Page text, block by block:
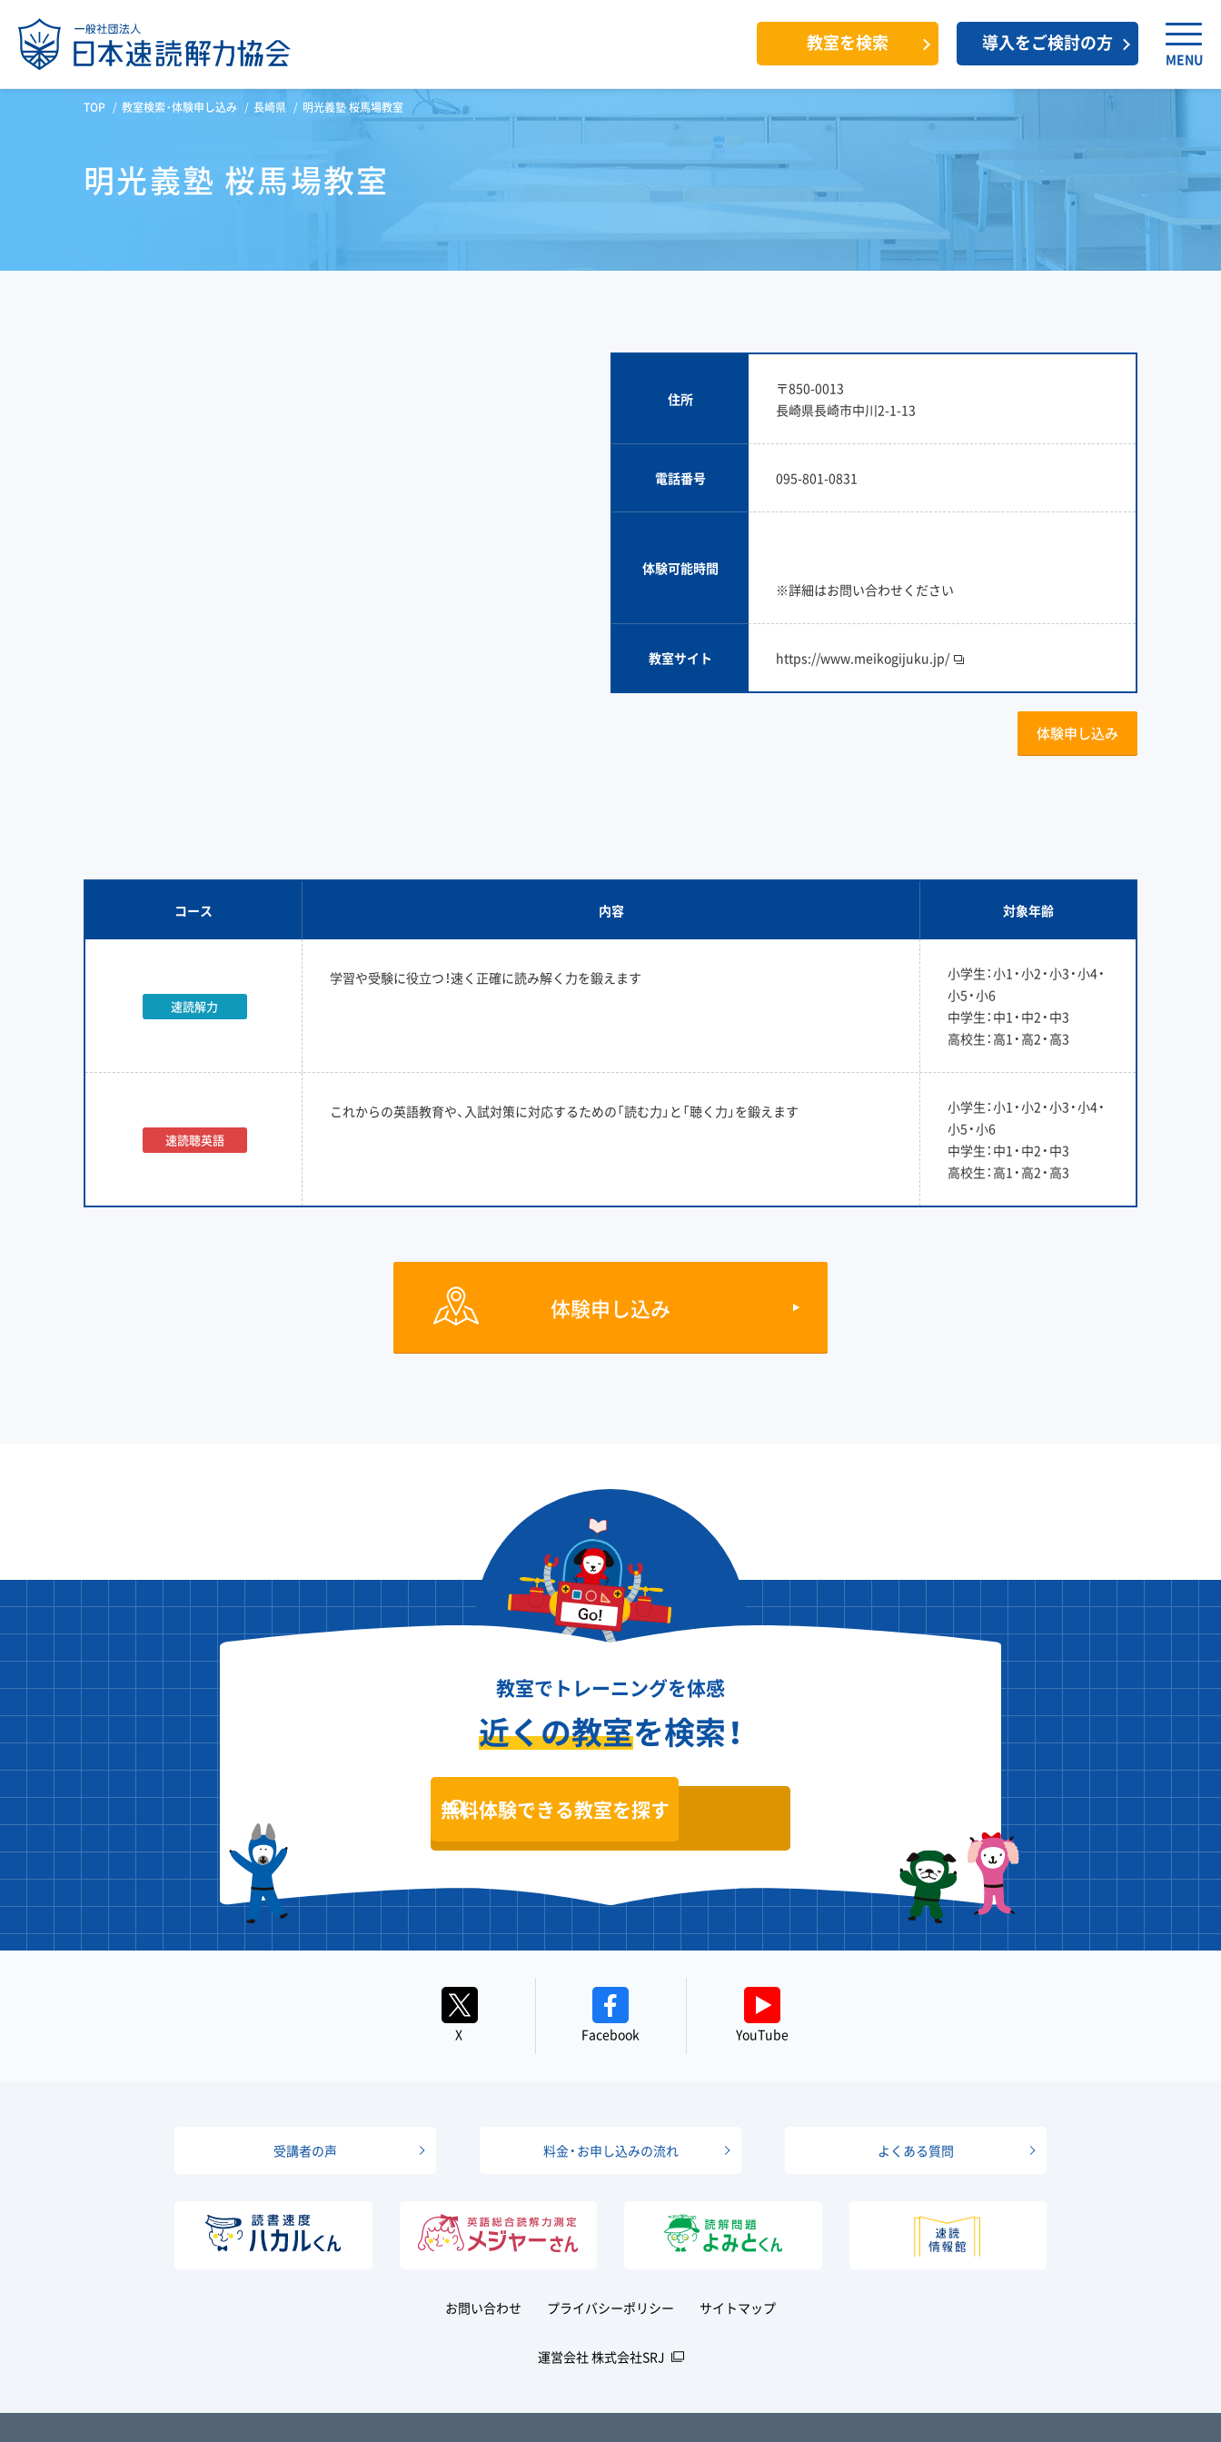
教室を検索 導入をご検討の方
MENU
TOP 教室検索・体験申し込み 長崎県 明光義塾 桜馬場教室
明光義塾 桜馬場教室
住所
〒850-0013
長崎県長崎市中川2-1-13
電話番号 095-801-0831
体験可能時間
※詳細はお問い合わせください
教室サイト https://www.meikogijuku.jp/
体験申し込み
コース 内容 対象年齢
速読解力
学習や受験に役立つ！速く正確に読み解く力を鍛えます
小学生：小1・小2・小3・小4・
小5・小6
中学生：中1・中2・中3
高校生：高1・高2・高3
速読聴英語
これからの英語教育や、入試対策に対応するための「読む力」と「聴く力」を鍛えます
小学生：小1・小2・小3・小4・
小5・小6
中学生：中1・中2・中3
高校生：高1・高2・高3
体験申し込み
教室でトレーニングを体感
近くの教室を検索！
無料体験できる教室を探す
X Facebook YouTube
受講者の声 料金・お申し込みの流れ よくある質問
お問い合わせ プライバシーポリシー サイトマップ
運営会社 株式会社SRJ